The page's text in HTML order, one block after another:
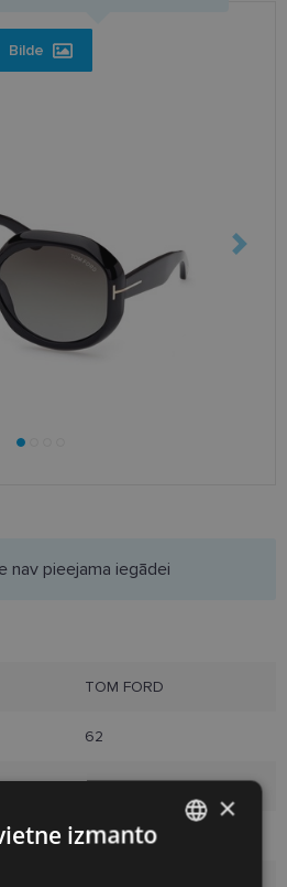
Bilde
TOM FORD
62
black
Plastmasa
nav pieejama iegādei
×
izmanto